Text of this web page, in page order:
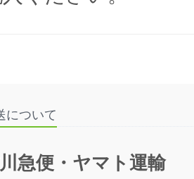
について
急便・ヤマト運輸